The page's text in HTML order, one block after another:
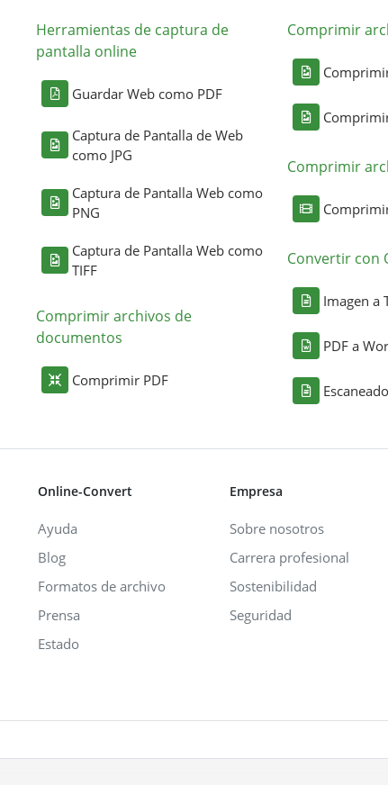
Herramientas de captura de
pantalla online
Guardar Web como PDF
Captura de Pantalla de Web
como JPG
Captura de Pantalla Web como
PNG
Captura de Pantalla Web como
TIFF
Comprimir archivos de
documentos
Comprimir PDF
Comprimir
Comprimir
Convertir con
Imagen a
PDF a
Online-Convert
Ayuda
Blog
Formatos de archivo
Prensa
Estado
Empresa
Sobre nosotros
Carrera profesional
Sostenibilidad
Seguridad